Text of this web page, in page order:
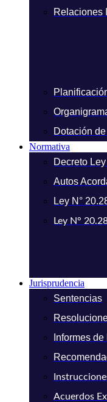
Relaciones
Dotación
Normativa
Decreto Ley
Autos
Ley N°
Ley N°
Jurisprudencia
Sentencias
Informes
Acuerdos